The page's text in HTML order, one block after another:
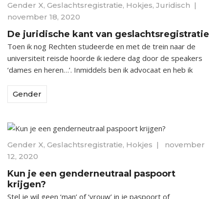
Gender X, Geslachtsregistratie, Hokjes, Juridisch |
november 18, 2020
De juridische kant van geslachtsregistratie
Toen ik nog Rechten studeerde en met de trein naar de
universiteit reisde hoorde ik iedere dag door de speakers
‘dames en heren…’. Inmiddels ben ik advocaat en heb ik
Gender
Gender X, Geslachtsregistratie, Hokjes | november
12, 2020
Kun je een genderneutraal paspoort
krijgen?
Stel je wil geen ‘man’ of ‘vrouw’ in je paspoort of